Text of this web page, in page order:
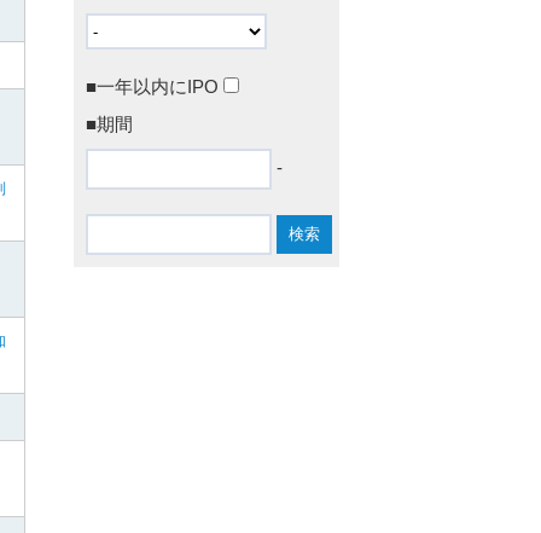
■一年以内にIPO
■期間
-